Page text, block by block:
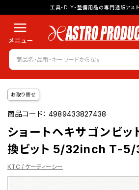
工具・DIY・整備用品の専門通販アス
お取り寄せ
商品コード：4989433827438
ショートヘキサゴンビッ
換ビット 5/32inch T-5/
KTC / ケーティーシー